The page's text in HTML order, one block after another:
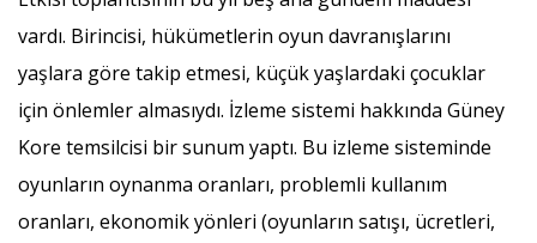
vardı. Birincisi, hükümetlerin oyun davranışlarını
yaşlara göre takip etmesi, küçük yaşlardaki çocuklar
için önlemler almasıydı. İzleme sistemi hakkında Güney
Kore temsilcisi bir sunum yaptı. Bu izleme sisteminde
oyunların oynanma oranları, problemli kullanım
oranları, ekonomik yönleri (oyunların satışı, ücretleri,